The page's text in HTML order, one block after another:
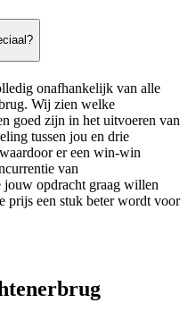
onafhankelijk van alle
Wij zien welke
goed zijn in het uitvoeren van
tussen jou en drie
er een win-win
van
opdracht graag willen
prijs een stuk beter wordt voor